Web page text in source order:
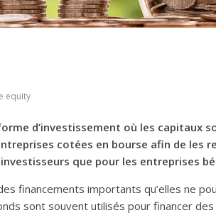
equity
d’investissement où les capitaux
cotées en bourse afin de les
que pour les entreprises
financements importants qu’elles ne
sont souvent utilisés pour financer